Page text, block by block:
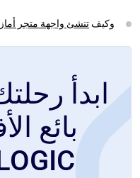
وكيف تنشئ واجهة متجر
ابدأ
بائع